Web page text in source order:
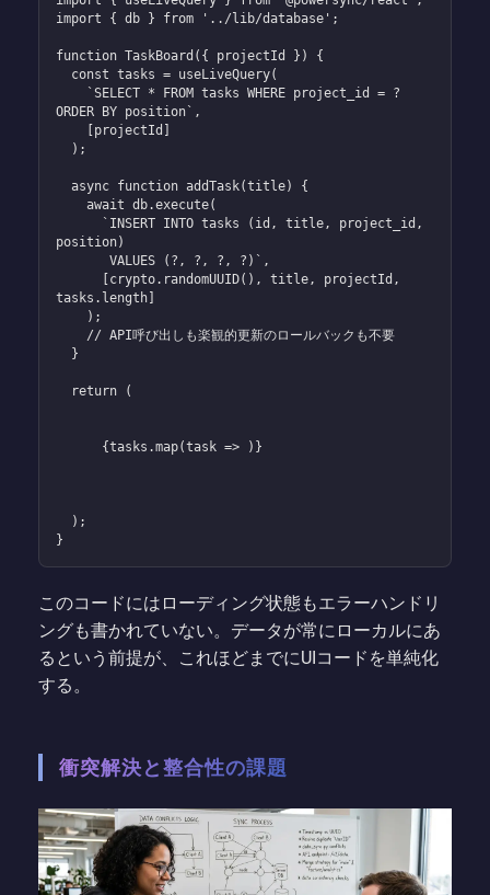
import { db } from '../lib/database';
function TaskBoard({ projectId }) {
ORDER BY position`,
position)
tasks.length]
}
このコードにはローディング状態もエラーハンドリ
ングも書かれていない。データが常にローカルにあ
るという前提が、これほどまでにUIコードを単純化
する。
衝突解決と整合性の課題